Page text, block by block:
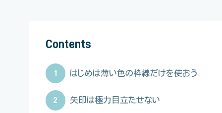
Contents
1 はじめは薄い色の枠線だけを使おう
2 矢印は極力目立たせない